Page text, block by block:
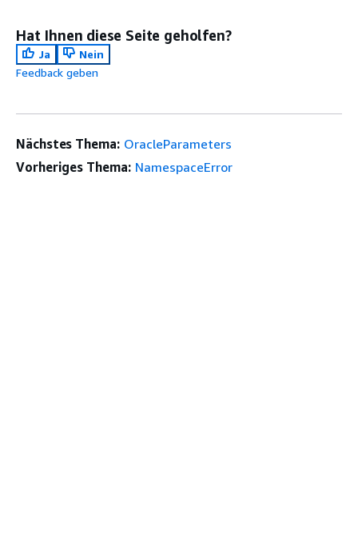
Hat Ihnen diese Seite geholfen?
Ja
Nein
Feedback geben
Nächstes Thema: OracleParameters
Vorheriges Thema: NamespaceError